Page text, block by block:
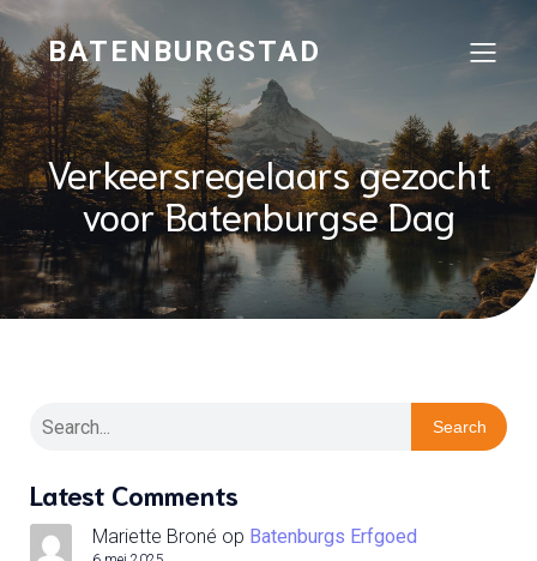
BATENBURGSTAD
Verkeersregelaars gezocht
voor Batenburgse Dag
Search
Latest Comments
Mariette Broné op Batenburgs Erfgoed